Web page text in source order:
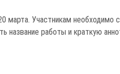
марта. Участникам необходимо
название работы и краткую